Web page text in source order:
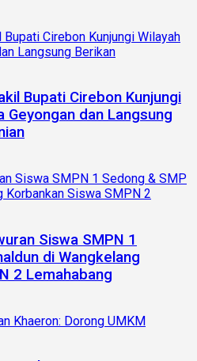
Bupati Cirebon Kunjungi
Geyongan dan Langsung
Siswa SMPN 1
di Wangkelang
2 Lemahabang